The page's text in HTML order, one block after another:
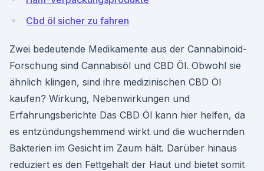
Cbd öl sicher zu fahren
Zwei bedeutende Medikamente aus der Cannabinoid-
Forschung sind Cannabisöl und CBD Öl. Obwohl sie
ähnlich klingen, sind ihre medizinischen CBD Öl
kaufen? Wirkung, Nebenwirkungen und
Erfahrungsberichte Das CBD Öl kann hier helfen, da
es entzündungshemmend wirkt und die wuchernden
Bakterien im Gesicht im Zaum hält. Darüber hinaus
reduziert es den Fettgehalt der Haut und bietet somit